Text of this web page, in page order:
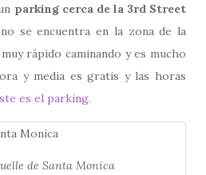
parking cerca de la 3rd Street
se encuentra en la zona de la
rápido caminando y es mucho
y media es gratis y las horas
es el parking.
de Santa Monica